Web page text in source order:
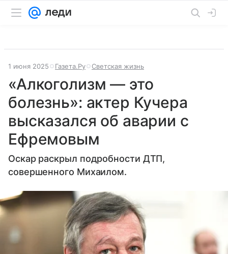
1 июня 2025 Газета.Ру Светская жизнь
«Алкоголизм — это
болезнь»: актер Кучера
высказался об аварии с
Ефремовым
Оскар раскрыл подробности ДТП,
совершенного Михаилом.